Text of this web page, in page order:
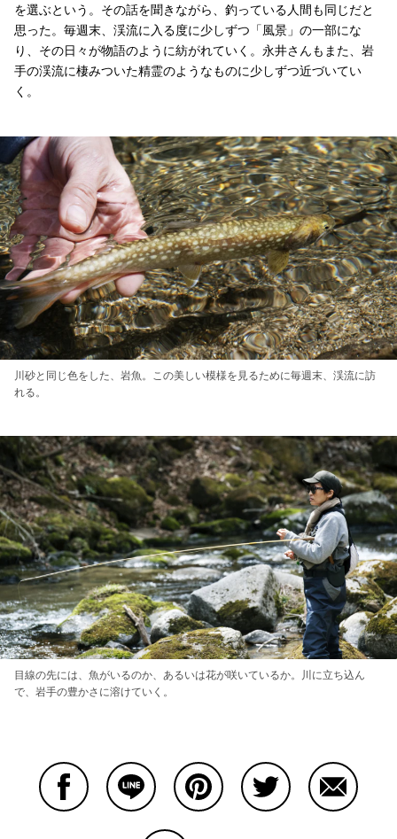
を選ぶという。その話を聞きながら、釣っている人間も同じだと
思った。毎週末、渓流に入る度に少しずつ「風景」の一部にな
り、その日々が物語のように紡がれていく。永井さんもまた、岩
手の渓流に棲みついた精霊のようなものに少しずつ近づいてい
く。
川砂と同じ色をした、岩魚。この美しい模様を見るために毎週末、渓流に訪
れる。
目線の先には、魚がいるのか、あるいは花が咲いているか。川に立ち込ん
で、岩手の豊かさに溶けていく。